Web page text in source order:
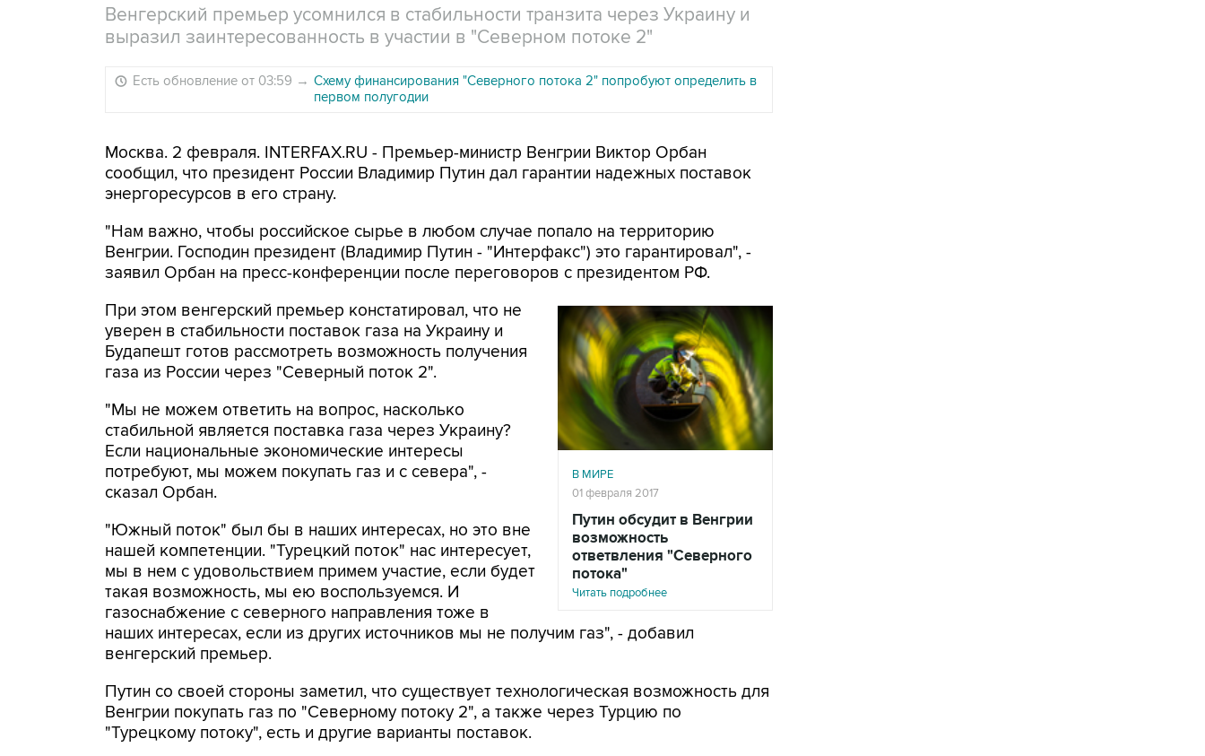
Венгерский премьер усомнился в стабильности транзита через Украину и
выразил заинтересованность в участии в "Северном потоке 2"
Есть обновление от 03:59 → Схему финансирования "Северного потока 2" попробуют определить в
первом полугодии
Москва. 2 февраля. INTERFAX.RU - Премьер-министр Венгрии Виктор Орбан
сообщил, что президент России Владимир Путин дал гарантии надежных поставок
энергоресурсов в его страну.
"Нам важно, чтобы российское сырье в любом случае попало на территорию
Венгрии. Господин президент (Владимир Путин - "Интерфакс") это гарантировал", -
заявил Орбан на пресс-конференции после переговоров с президентом РФ.
В МИРЕ
01 февраля 2017
Путин обсудит в Венгрии
возможность
ответвления "Северного
потока"
Читать подробнее
При этом венгерский премьер констатировал, что не
уверен в стабильности поставок газа на Украину и
Будапешт готов рассмотреть возможность получения
газа из России через "Северный поток 2".
"Мы не можем ответить на вопрос, насколько
стабильной является поставка газа через Украину?
Если национальные экономические интересы
потребуют, мы можем покупать газ и с севера", -
сказал Орбан.
"Южный поток" был бы в наших интересах, но это вне
нашей компетенции. "Турецкий поток" нас интересует,
мы в нем с удовольствием примем участие, если будет
такая возможность, мы ею воспользуемся. И
газоснабжение с северного направления тоже в
наших интересах, если из других источников мы не получим газ", - добавил
венгерский премьер.
Путин со своей стороны заметил, что существует технологическая возможность для
Венгрии покупать газ по "Северному потоку 2", а также через Турцию по
"Турецкому потоку", есть и другие варианты поставок.